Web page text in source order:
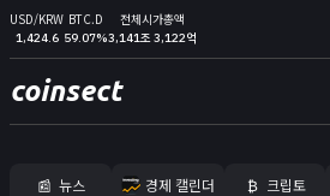
USD/KRW
1,424.6
BTC.D
59.07%
전체시가총액
3,141조 3,122억
coinsect
📰 뉴스 경제 캘린더 ₿ 크립토